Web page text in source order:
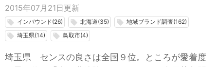
2015年07月21日 更新
local_offer インバウンド(26) local_offer 北海道(35) local_offer 地域ブランド調査(162)
local_offer 埼玉県(14) local_offer 鳥取市(4)
埼玉県 センスの良さは全国９位。ところが愛着度